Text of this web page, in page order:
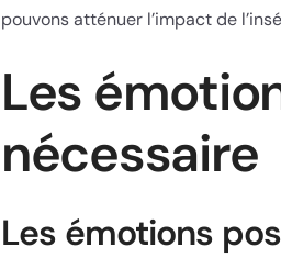
pouvons atténuer l’impact de
Les
nécessaire
Les émotions